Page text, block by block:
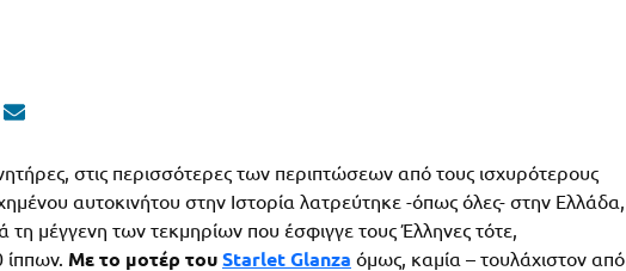
στις περισσότερες των περιπτώσεων από τους ισχυρότερους
αυτοκινήτου στην Ιστορία λατρεύτηκε -όπως όλες- στην Ελλάδα,
μέγγενη των τεκμηρίων που έσφιγγε τους Έλληνες τότε,
ίππων. Με το μοτέρ του Starlet Glanza όμως, καμία – τουλάχιστον από